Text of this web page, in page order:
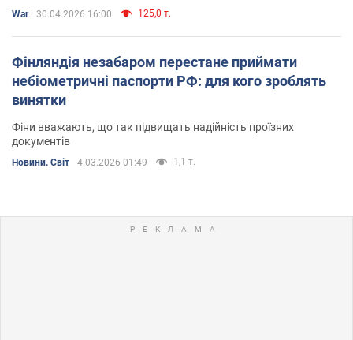
War 30.04.2026 16:00 125,0 т.
Фінляндія незабаром перестане приймати
небіометричні паспорти РФ: для кого зроблять
винятки
Фіни вважають, що так підвищать надійність проїзних
документів
Новини. Світ 4.03.2026 01:49 1,1 т.